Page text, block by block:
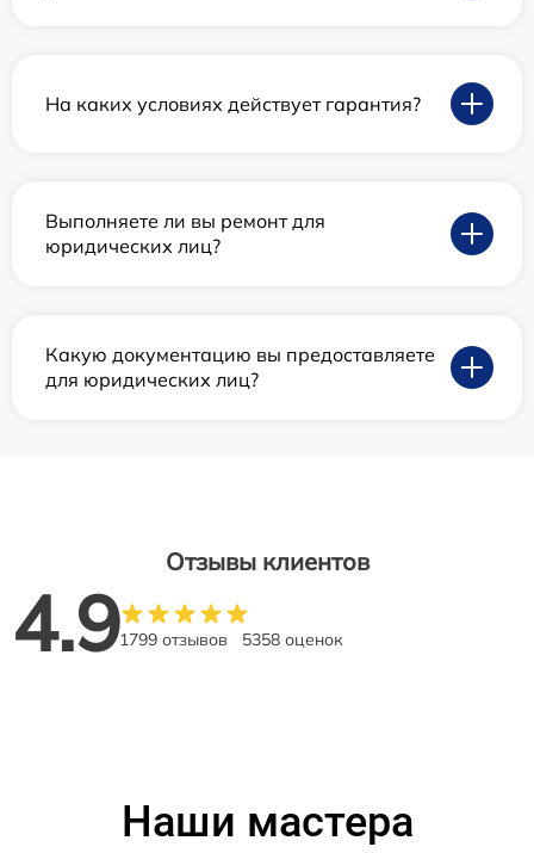
На каких условиях действует гарантия?
Выполняете ли вы ремонт для
юридических лиц?
Какую документацию вы предоставляете
для юридических лиц?
Отзывы клиентов
4.91799 отзывов 5358 оценок
Наши мастера